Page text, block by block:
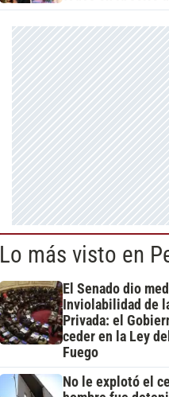
Lo más visto en
El Senado dio
Inviolabilidad de
Privada: el
ceder en la Ley
Fuego
No le explotó el